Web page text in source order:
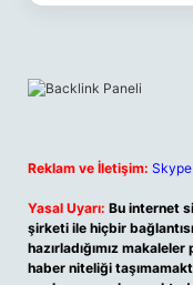
Reklam ve İletişim:
Yasal Uyarı: Bu internet
şirketi ile hiçbir
hazırladığımız
haber niteliği